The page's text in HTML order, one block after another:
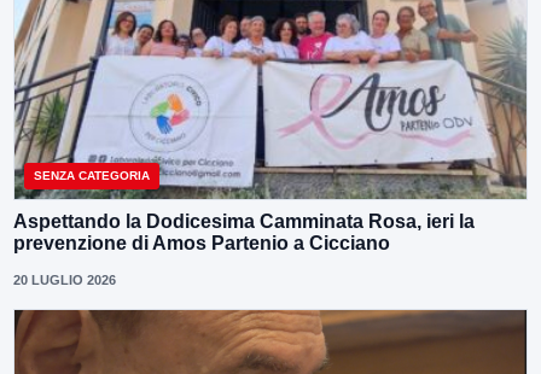
SENZA CATEGORIA
Aspettando la Dodicesima Camminata Rosa, ieri la
prevenzione di Amos Partenio a Cicciano
20 LUGLIO 2026